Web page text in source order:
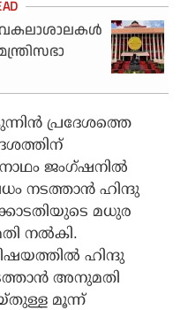
പ്രദേശത്തെ
ജംഗ്ഷനിൽ
നടത്താൻ ഹിന്ദു
മധുര
നൽകി.
ഹിന്ദു
അനുമതി
മൂന്ന്